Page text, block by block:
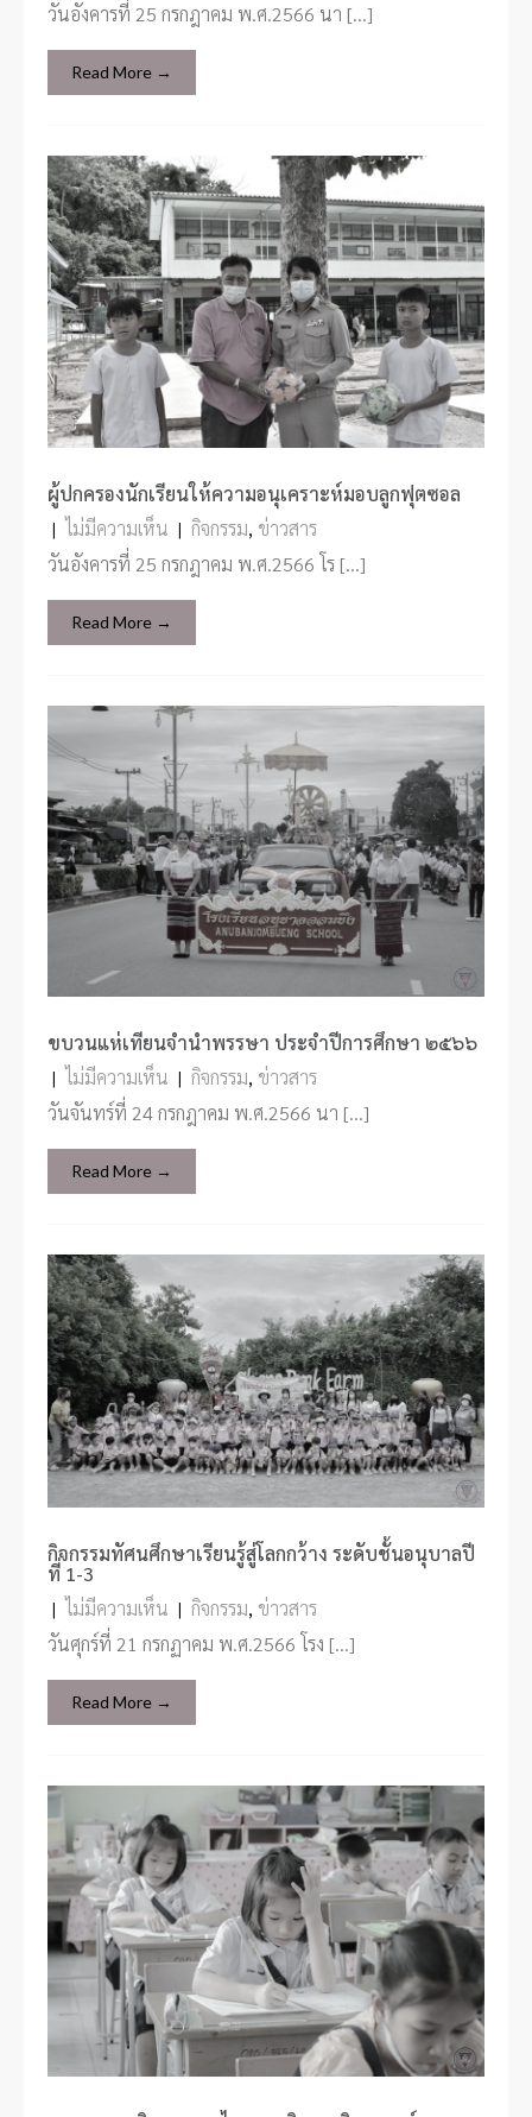
วันอังคารที่ 25 กรกฎาคม พ.ศ.2566 นา […]
Read More →
ผู้ปกครองนักเรียนให้ความอนุเคราะห์มอบลูกฟุตซอล
|ไม่มีความเห็น | กิจกรรม, ข่าวสาร
วันอังคารที่ 25 กรกฎาคม พ.ศ.2566 โร […]
Read More →
ขบวนแห่เทียนจำนำพรรษา ประจำปีการศึกษา ๒๕๖๖
| ไม่มีความเห็น | กิจกรรม, ข่าวสาร
วันจันทร์ที่ 24 กรกฎาคม พ.ศ.2566 นา […]
Read More →
กิจกรรมทัศนศึกษาเรียนรู้สู่โลกกว้าง ระดับชั้นอนุบาลปี
ที่ 1-3
| ไม่มีความเห็น | กิจกรรม, ข่าวสาร
วันศุกร์ที่ 21 กรกฏาคม พ.ศ.2566 โรง […]
Read More →